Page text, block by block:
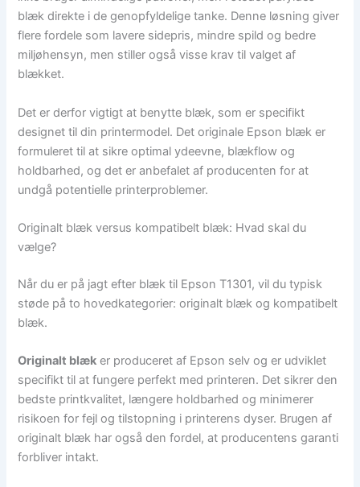
blæk direkte i de genopfyldelige tanke. Denne løsning giver
flere fordele som lavere sidepris, mindre spild og bedre
miljøhensyn, men stiller også visse krav til valget af
blækket.
Det er derfor vigtigt at benytte blæk, som er specifikt
designet til din printermodel. Det originale Epson blæk er
formuleret til at sikre optimal ydeevne, blækflow og
holdbarhed, og det er anbefalet af producenten for at
undgå potentielle printerproblemer.
Originalt blæk versus kompatibelt blæk: Hvad skal du
vælge?
Når du er på jagt efter blæk til Epson T1301, vil du typisk
støde på to hovedkategorier: originalt blæk og kompatibelt
blæk.
Originalt blæk er produceret af Epson selv og er udviklet
specifikt til at fungere perfekt med printeren. Det sikrer den
bedste printkvalitet, længere holdbarhed og minimerer
risikoen for fejl og tilstopning i printerens dyser. Brugen af
originalt blæk har også den fordel, at producentens garanti
forbliver intakt.